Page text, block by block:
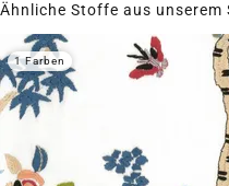
Ähnliche Stoffe aus unserem
1 Farben